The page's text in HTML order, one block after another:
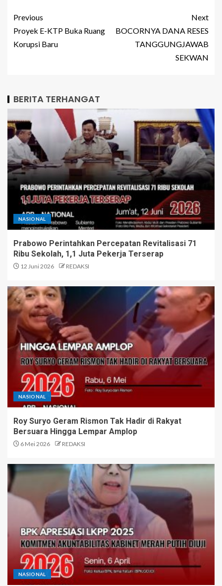
Previous
Proyek E-KTP Buka Ruang
Korupsi Baru
Next
BOCORNYA DANA RESES
TANGGUNGJAWAB
SEKWAN
BERITA TERHANGAT
NASIONAL
Prabowo Perintahkan Percepatan Revitalisasi 71
Ribu Sekolah, 1,1 Juta Pekerja Terserap
12 Juni 2026 REDAKSI
NASIONAL
Roy Suryo Geram Rismon Tak Hadir di Rakyat
Bersuara Hingga Lempar Amplop
6 Mei 2026 REDAKSI
NASIONAL